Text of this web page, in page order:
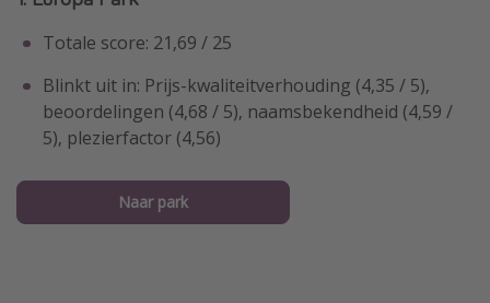
Totale score: 21,69 / 25
Blinkt uit in: Prijs-kwaliteitverhouding (4,35 / 5),
beoordelingen (4,68 / 5), naamsbekendheid (4,59 /
5), plezierfactor (4,56)
Naar park